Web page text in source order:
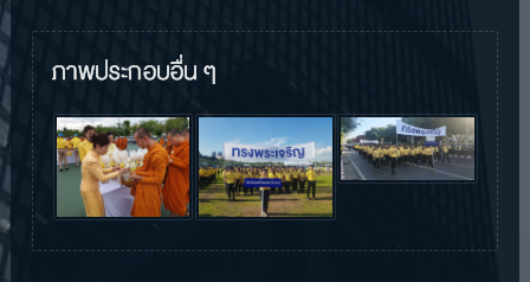
ภาพประกอบอื่น ๆ